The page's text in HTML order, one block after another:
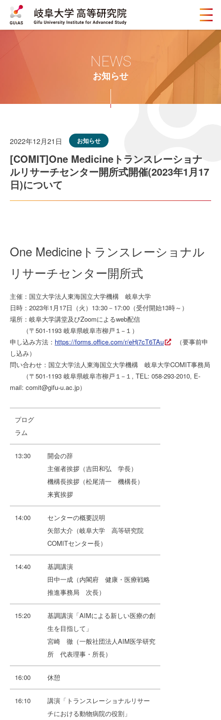
メ
ニ
ュ
ー
ボ
お知らせ
NEWS
2022年12月21日 お知らせ
[COMIT]One Medicineトランスレーショナ
ルリサーチセンター開所式開催(2023年1月17
日)について
One Medicineトランスレーショナル
リサーチセンター開所式
主催：国立大学法人東海国立大学機構 岐阜大学
日時：2023年1月17日（火）13:30－17:00（受付開始13時～）
場所：岐阜大学講堂及びZoomによるweb配信
（〒501-1193 岐阜県岐阜市柳戸１−１）
申し込み方法： https://forms.office.com/r/eHj7cT6TAu
（要事前申
し込み）
問い合わせ：国立大学法人東海国立大学機構 岐阜大学COMIT事務局
（〒501-1193 岐阜県岐阜市柳戸１−１, TEL: 058-293-2010, E-
mail: comit@gifu-u.ac.jp）
プログ
ラム
13:30
開会の辞
主催者挨拶（吉田和弘 学長）
機構長挨拶（松尾清一 機構長）
来賓挨拶
14:00
センターの概要説明
矢部大介（岐阜大学 高等研究院
COMITセンター長）
14:40
基調講演
田中一成（内閣府 健康・医療戦略
推進事務局 次長）
15:20
基調講演「AIMによる新しい医療の創
生を目指して」
宮崎 徹（一般社団法人AIM医学研究
所 代表理事・所長）
16:00 休憩
16:10
講演「トランスレーショナルリサー
チにおける動物病院の役割」